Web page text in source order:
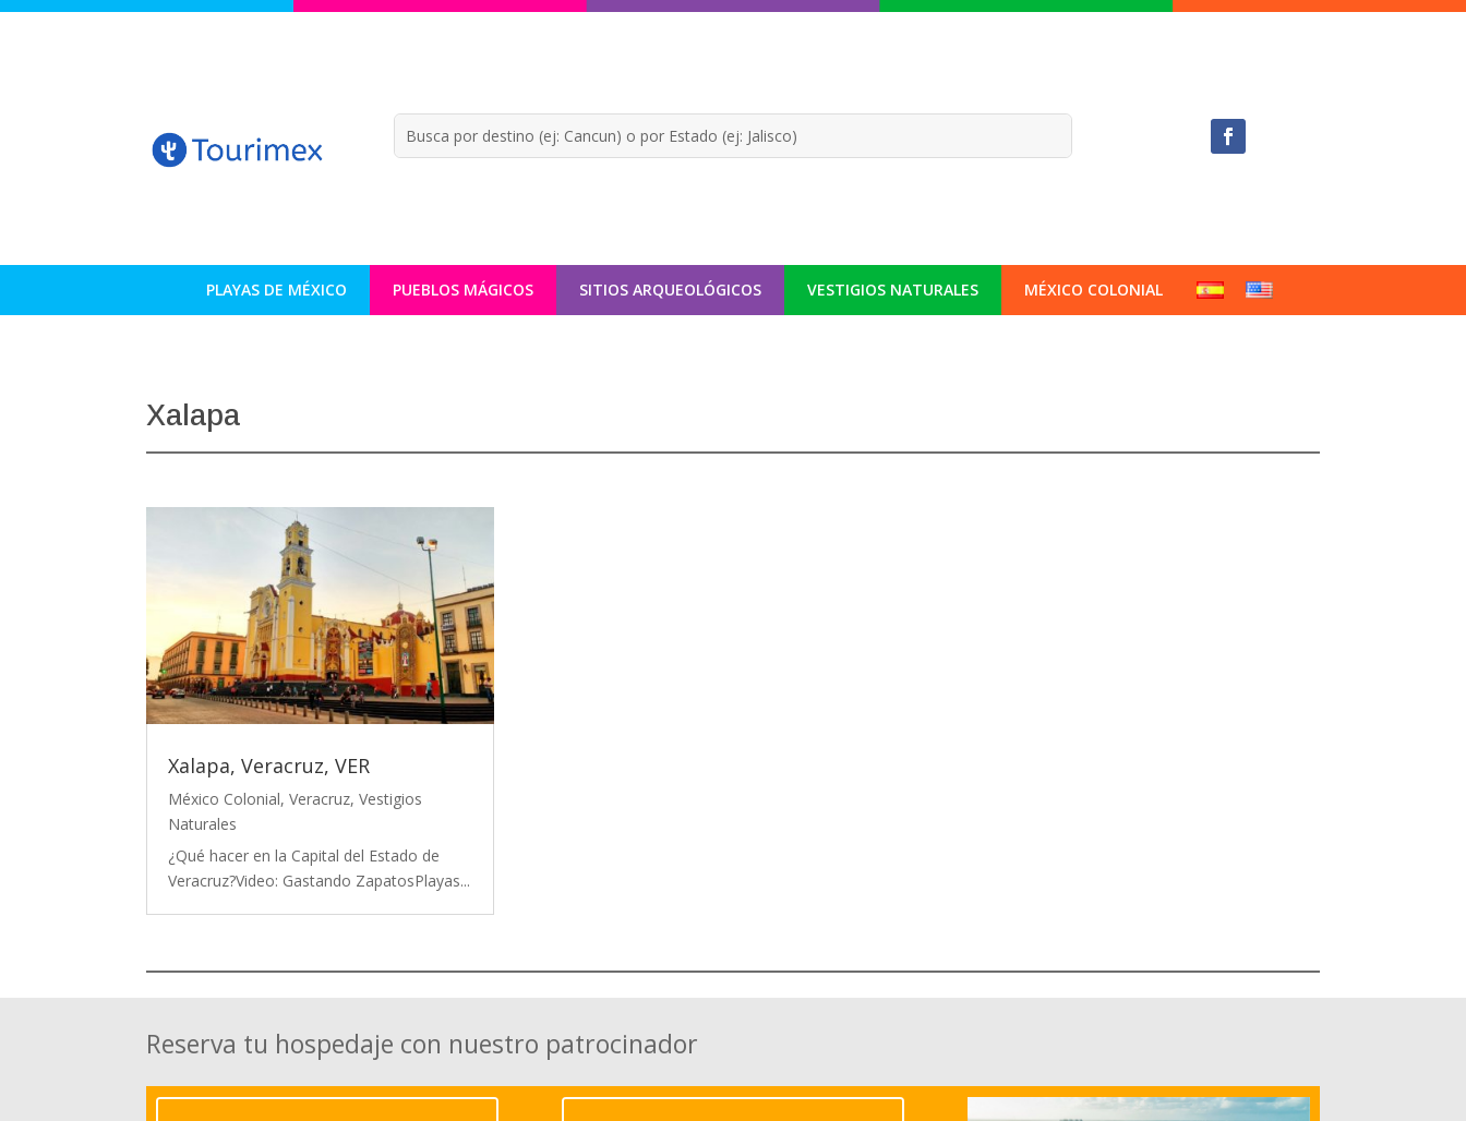
PLAYAS DE MÉXICO PUEBLOS MÁGICOS SITIOS ARQUEOLÓGICOS VESTIGIOS NATURALES MÉXICO COLONIAL
Xalapa
Xalapa, Veracruz, VER
México Colonial,Veracruz,Vestigios
Naturales
¿Qué hacer en la Capital del Estado de
Veracruz?Video: Gastando ZapatosPlayas...
Reserva tu hospedaje con nuestro patrocinador